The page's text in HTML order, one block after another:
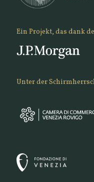
Ein Projekt, das dank
Unter der